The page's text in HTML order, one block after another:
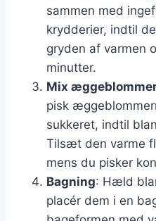
sammen med
krydderier, indtil
gryden af varmen
minutter.
Mix
pisk
sukkeret, indtil
Tilsæt den varme
mens du pisker
Bagning: Hæld
placér dem i en